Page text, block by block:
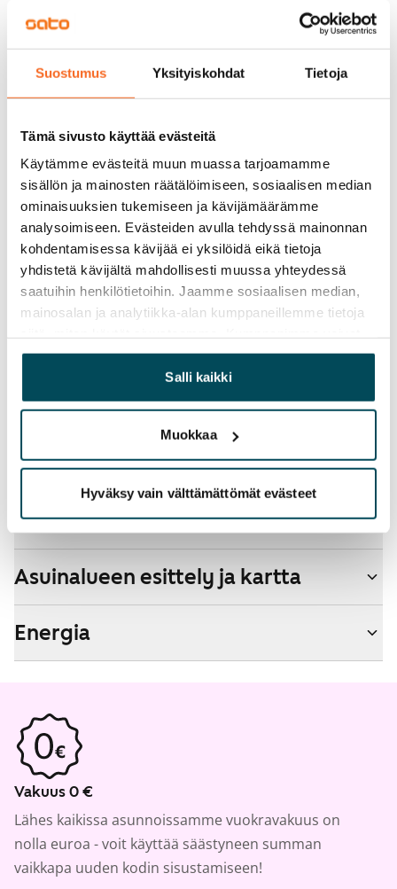
Suostumus Yksityiskohdat Tietoja
Tämä sivusto käyttää evästeitä
Käytämme evästeitä muun muassa tarjoamamme
sisällön ja mainosten räätälöimiseen, sosiaalisen median
ominaisuuksien tukemiseen ja kävijämäärämme
analysoimiseen. Evästeiden avulla tehdyssä mainonnan
kohdentamisessa kävijää ei yksilöidä eikä tietoja
yhdistetä kävijältä mahdollisesti muussa yhteydessä
saatuihin henkilötietoihin. Jaamme sosiaalisen median,
mainosalan ja analytiikka-alan kumppaneillemme tietoja
yhdistää näitä tietoja muihin tietoihin, joita olet antanut
heille tai joita on kerätty, kun olet käyttänyt heidän
palvelujaan.
Salli kaikki
Muokkaa
Hyväksy vain välttämättömät evästeet
Vuokravakuus
Kotivakuutus
Pakollinen, ei sisälly vuokraan
Vesimaksu
27 €/hlö/kk
Sähkömaksu
Vuokralainen solmii itse sähkösopimuksen.
Laajakaista
Vuokraan sisältyy 50 M laajakaistaliittymä. Voit hankkia
lisänopeutta etuhintaan ottamalla yhteyttä
Talon tiedot
Asuinalueen esittely ja kartta
Energia
Vakuus 0 €
Lähes kaikissa asunnoissamme vuokravakuus on
nolla euroa - voit käyttää säästyneen summan
vaikkapa uuden kodin sisustamiseen!